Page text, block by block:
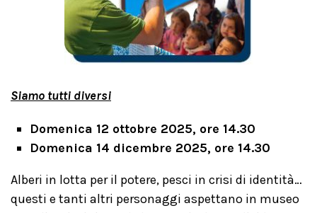
Siamo tutti diversi
Domenica 12 ottobre 2025, ore 14.30
Domenica 14 dicembre 2025, ore 14.30
Alberi in lotta per il potere, pesci in crisi di identità…
questi e tanti altri personaggi aspettano in museo